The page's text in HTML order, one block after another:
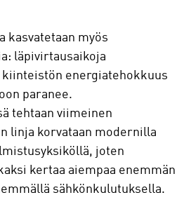
kasvatetaan myös
läpivirtausaikoja
energiatehokkuus
paranee.
tehtaan viimeinen
linja korvataan modernilla
joten
kertaa aiempaa enemmän
sähkönkulutuksella.